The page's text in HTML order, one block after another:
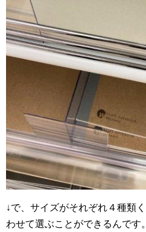
↓で、サイズがそれぞれ４種類
わせて選ぶことができるんです。